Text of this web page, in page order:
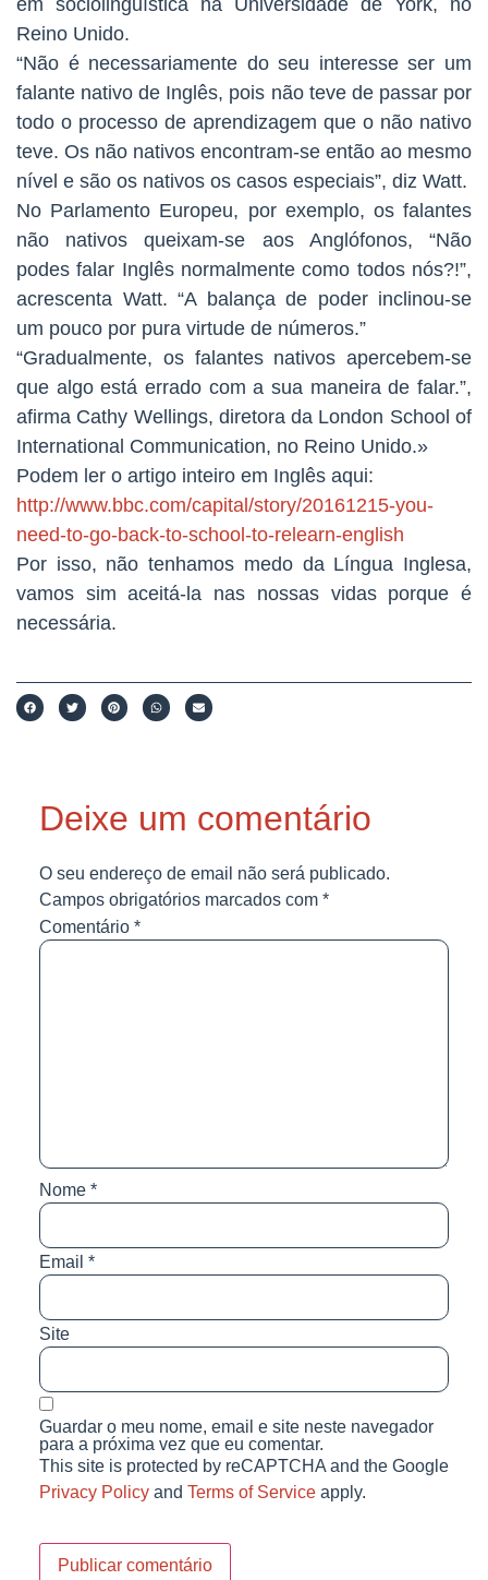
em sociolinguística na Universidade de York, no
Reino Unido.
“Não é necessariamente do seu interesse ser um
falante nativo de Inglês, pois não teve de passar por
todo o processo de aprendizagem que o não nativo
teve. Os não nativos encontram-se então ao mesmo
nível e são os nativos os casos especiais”, diz Watt.
No Parlamento Europeu, por exemplo, os falantes
não nativos queixam-se aos Anglófonos, “Não
podes falar Inglês normalmente como todos nós?!”,
acrescenta Watt. “A balança de poder inclinou-se
um pouco por pura virtude de números.”
“Gradualmente, os falantes nativos apercebem-se
que algo está errado com a sua maneira de falar.”,
afirma Cathy Wellings, diretora da London School of
International Communication, no Reino Unido.»
Podem ler o artigo inteiro em Inglês aqui:
http://www.bbc.com/capital/story/20161215-you-
need-to-go-back-to-school-to-relearn-english
Por isso, não tenhamos medo da Língua Inglesa,
vamos sim aceitá-la nas nossas vidas porque é
necessária.
Deixe um comentário
O seu endereço de email não será publicado.
Campos obrigatórios marcados com *
Comentário *
Nome *
Email *
Site
Guardar o meu nome, email e site neste navegador
para a próxima vez que eu comentar.
This site is protected by reCAPTCHA and the Google
Privacy Policyand Terms of Serviceapply.